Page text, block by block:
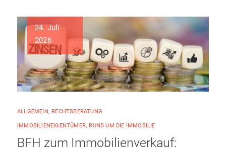
24. Juli
2026
ALLGEMEIN, RECHTSBERATUNG
IMMOBILIENEIGENTÜMER, RUND UM DIE IMMOBILIE
BFH zum Immobilienverkauf: